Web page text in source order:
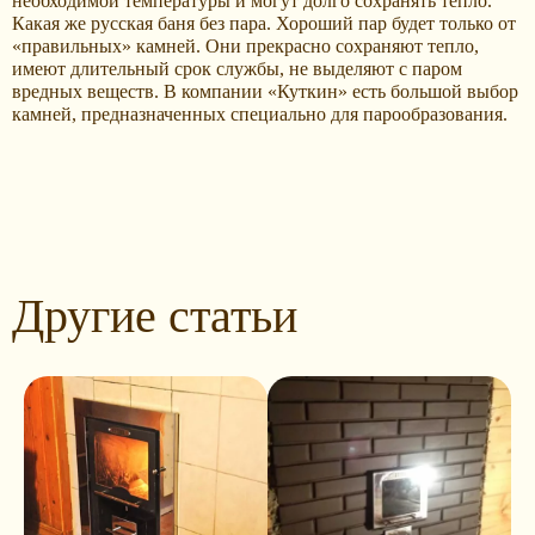
Какая же русская баня без пара. Хороший пар будет только от
«правильных» камней. Они прекрасно сохраняют тепло,
имеют длительный срок службы, не выделяют с паром
вредных веществ. В компании «Куткин» есть большой выбор
камней, предназначенных специально для парообразования.
Другие статьи